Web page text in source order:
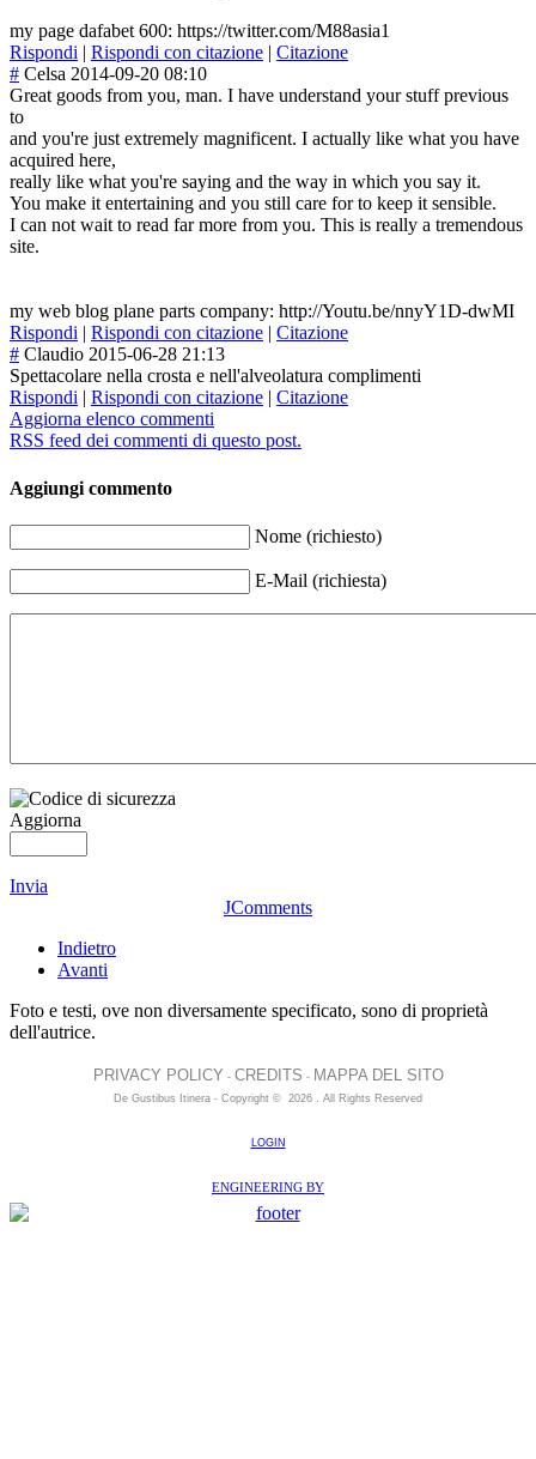
my page dafabet 600: https://twitter.com/M88asia1
Rispondi | Rispondi con citazione | Citazione
# Celsa 2014-09-20 08:10
Great goods from you, man. I have understand your stuff previous
to
and you're just extremely magnificent. I actually like what you have
acquired here,
really like what you're saying and the way in which you say it.
You make it entertaining and you still care for to keep it sensible.
I can not wait to read far more from you. This is really a tremendous
site.
my web blog plane parts company: http://Youtu.be/nnyY1D-dwMI
Rispondi | Rispondi con citazione | Citazione
# Claudio 2015-06-28 21:13
Spettacolare nella crosta e nell'alveolatura complimenti
Rispondi | Rispondi con citazione | Citazione
Aggiorna elenco commenti
RSS feed dei commenti di questo post.
Aggiungi commento
Nome (richiesto)
E-Mail (richiesta)
Aggiorna
Invia
JComments
Indietro
Avanti
Foto e testi, ove non diversamente specificato, sono di proprietà
dell'autrice.
PRIVACY POLICY - CREDITS - MAPPA DEL SITO
De Gustibus Itinera - Copyright © 2026 All Rights Reserved
LOGIN
ENGINEERING BY